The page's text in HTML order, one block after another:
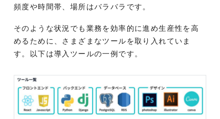
頻度や時間帯、場所はバラバラです。
そのような状況でも業務を効率的に進め生産性を高
めるために、さまざまなツールを取り入れていま
す。以下は導入ツールの一例です。